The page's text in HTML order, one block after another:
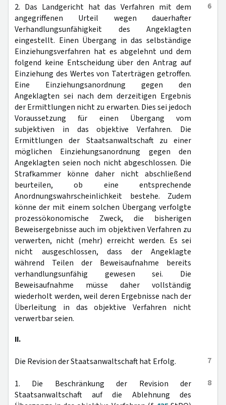
6
2. Das Landgericht hat das Verfahren mit dem
angegriffenen Urteil wegen dauerhafter
Verhandlungsunfähigkeit des Angeklagten
eingestellt. Einen Übergang in das selbständige
Einziehungsverfahren hat es abgelehnt und dem
folgend keine Entscheidung über den Antrag auf
Einziehung des Wertes von Taterträgen getroffen.
Eine Einziehungsanordnung gegen den
Angeklagten sei nach dem derzeitigen Ergebnis
der Ermittlungen nicht zu erwarten. Dies sei jedoch
Voraussetzung für einen Übergang vom
subjektiven in das objektive Verfahren. Die
Ermittlungen der Staatsanwaltschaft zu einer
möglichen Einziehungsanordnung gegen den
Angeklagten seien noch nicht abgeschlossen. Die
Strafkammer könne daher nicht abschließend
beurteilen, ob eine entsprechende
Anordnungswahrscheinlichkeit bestehe. Zudem
könne der mit einem solchen Übergang verfolgte
prozessökonomische Zweck, die bisherigen
Beweisergebnisse auch im objektiven Verfahren zu
verwerten, nicht (mehr) erreicht werden. Es sei
nicht ausgeschlossen, dass der Angeklagte
während Teilen der Beweisaufnahme bereits
verhandlungsunfähig gewesen sei. Die
Beweisaufnahme müsse daher vollständig
wiederholt werden, weil deren Ergebnisse nach der
Überleitung in das objektive Verfahren nicht
verwertbar seien.
II.
7
Die Revision der Staatsanwaltschaft hat Erfolg.
8
1. Die Beschränkung der Revision der
Staatsanwaltschaft auf die Ablehnung des